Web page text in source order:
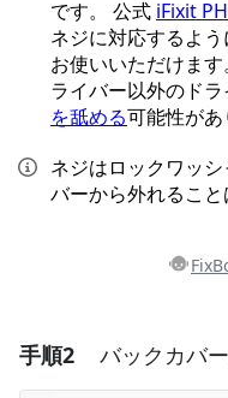
です。 公式 iFixit
ネジに対応するよ
お使いいただけま
ライバー以外のドラ
を舐める可能性があ
ネジはロックワッ
バーから外れること
手順2 バックカバ